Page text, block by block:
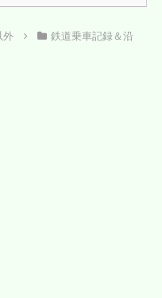
外
鉄道乗車記録＆沿